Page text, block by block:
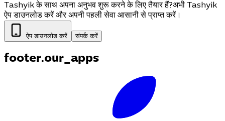
Tashyik के साथ अपना अनुभव शुरू करने के लिए तैयार हैं?अभी Tashyik
ऐप डाउनलोड करें और अपनी पहली सेवा आसानी से प्राप्त करें।
ऐप डाउनलोड करें संपर्क करें
footer.our_apps